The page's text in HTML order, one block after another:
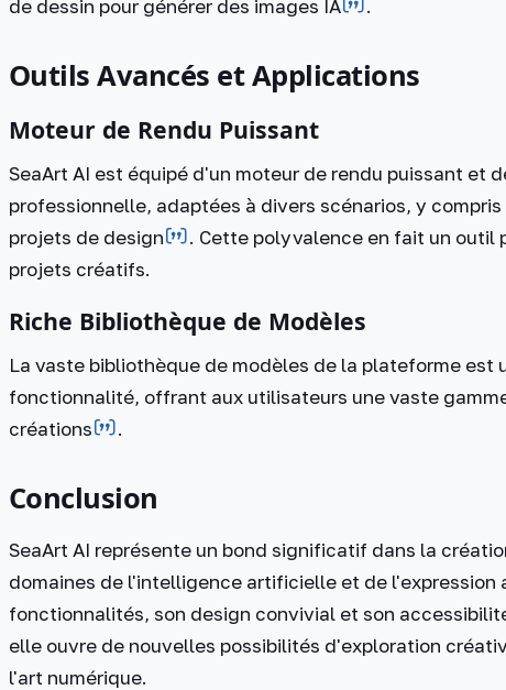
de dessin pour générer des images IA​
​.
Outils Avancés et Applications
Moteur de Rendu Puissant
SeaArt AI est équipé d'un moteur de rendu puissant et
professionnelle, adaptées à divers scénarios, y
projets de design​
​. Cette polyvalence en fait un outil
projets créatifs.
Riche Bibliothèque de Modèles
La vaste bibliothèque de modèles de la plateforme est
fonctionnalité, offrant aux utilisateurs une vaste
créations​
​.
Conclusion
SeaArt AI représente un bond significatif dans la
domaines de l'intelligence artificielle et de l'expression
fonctionnalités, son design convivial et son
elle ouvre de nouvelles possibilités d'exploration
l'art numérique.